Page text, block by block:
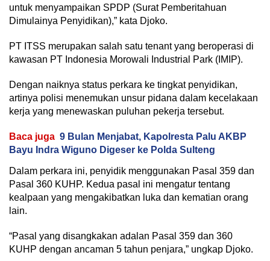
untuk menyampaikan SPDP (Surat Pemberitahuan
Dimulainya Penyidikan),” kata Djoko.
PT ITSS merupakan salah satu tenant yang beroperasi di
kawasan PT Indonesia Morowali Industrial Park (IMIP).
Dengan naiknya status perkara ke tingkat penyidikan,
artinya polisi menemukan unsur pidana dalam kecelakaan
kerja yang menewaskan puluhan pekerja tersebut.
Baca juga 9 Bulan Menjabat, Kapolresta Palu AKBP
Bayu Indra Wiguno Digeser ke Polda Sulteng
Dalam perkara ini, penyidik menggunakan Pasal 359 dan
Pasal 360 KUHP. Kedua pasal ini mengatur tentang
kealpaan yang mengakibatkan luka dan kematian orang
lain.
“Pasal yang disangkakan adalan Pasal 359 dan 360
KUHP dengan ancaman 5 tahun penjara,” ungkap Djoko.